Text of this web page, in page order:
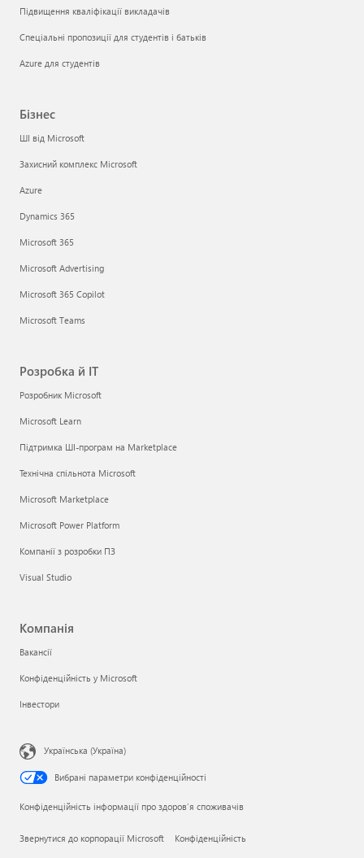
Підвищення кваліфікації викладачів
Спеціальні пропозиції для студентів і батьків
Azure для студентів
Бізнес
ШІ від Microsoft
Захисний комплекс Microsoft
Azure
Dynamics 365
Microsoft 365
Microsoft Advertising
Microsoft 365 Copilot
Microsoft Teams
Розробка й ІТ
Розробник Microsoft
Microsoft Learn
Підтримка ШІ-програм на Marketplace
Технічна спільнота Microsoft
Microsoft Marketplace
Microsoft Power Platform
Компанії з розробки ПЗ
Visual Studio
Компанія
Вакансії
Конфіденційність у Microsoft
Інвестори
Українська (Україна)
Вибрані параметри конфіденційності
Конфіденційність інформації про здоров’я споживачів
Звернутися до корпорації Microsoft Конфіденційність